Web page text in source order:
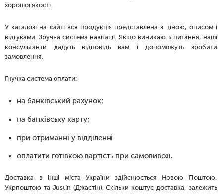
хорошої якості.
У каталозі на сайті вся продукція представлена ​​з ціною, описом і
відгуками. Зручна система навігації. Якщо виникають питання, наші
консультанти дадуть відповідь вам і допоможуть зробити
замовлення.
Гнучка система оплати:
на банківський рахунок;
на банківську карту;
при отриманні у відділенні
оплатити готівкою вартість при самовивозі.
Доставка в інші міста України здійснюється Новою Поштою,
Укрпоштою та Justin (Джастін). Скільки коштує доставка, залежить